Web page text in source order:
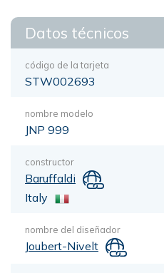
Datos técnicos
código de la tarjeta
STW002693
nombre modelo
JNP 999
constructor
Baruffaldi
Italy
nombre del diseñador
Joubert-Nivelt